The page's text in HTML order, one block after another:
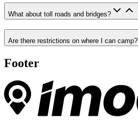
What about toll roads and bridges?
Are there restrictions on where I can camp?
Footer